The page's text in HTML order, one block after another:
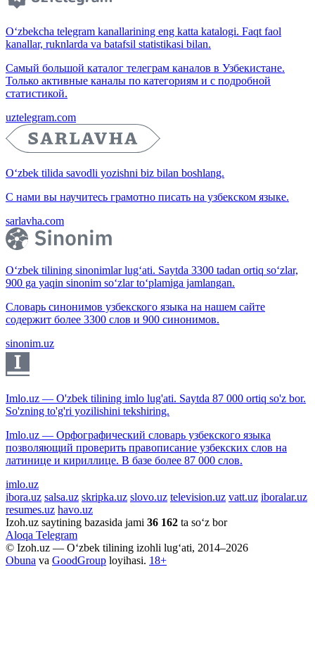
O‘zbekcha telegram kanallarining eng katta katalogi. Faqt faol
kanallar, ruknlarda va batafsil statistikasi bilan.
Самый большой каталог телеграм каналов в Узбекистане.
Только активные каналы по категориям и с подробной
статистикой.
uztelegram.com
O‘zbek tilida savodli yozishni biz bilan boshlang.
С нами вы научитесь грамотно писать на узбекском языке.
sarlavha.com
O‘zbek tilining sinonimlar lug‘ati. Saytda 3300 tadan ortiq so‘zlar,
900 ga yaqin sinonim so‘zlar to‘plamiga jamlangan.
Словарь синонимов узбекского языка на нашем сайте
содержит более 3300 слов и 900 синонимов.
sinonim.uz
Imlo.uz — O'zbek tilining imlo lug'ati. Saytda 87 000 ortiq so'z bor.
So'zning to'g'ri yozilishini tekshiring.
Imlo.uz — Орфографический словарь узбекского языка
позволяющий проверить правописание узбекских слов на
латинице и кириллице. В базе более 87 000 слов.
imlo.uz
ibora.uz salsa.uz skripka.uz slovo.uz television.uz vatt.uz iboralar.uz
resumes.uz havo.uz
Izoh.uz saytining bazasida jami 36 162 ta so‘z bor
Aloqa Telegram
© Izoh.uz — O‘zbek tilining izohli lug‘ati, 2014–2026
Obuna va GoodGroup loyihasi. 18+